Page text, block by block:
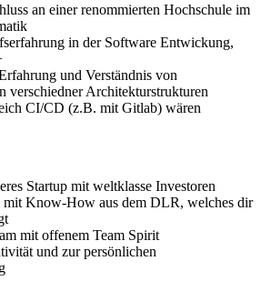
an einer renommierten Hochschule im
in der Software Entwickung,
und Verständnis von
verschiedner Architekturstrukturen
CI/CD (z.B. mit Gitlab) wären
Startup mit weltklasse Investoren
mit Know-How aus dem DLR, welches dir
mit offenem Team Spirit
und zur persönlichen